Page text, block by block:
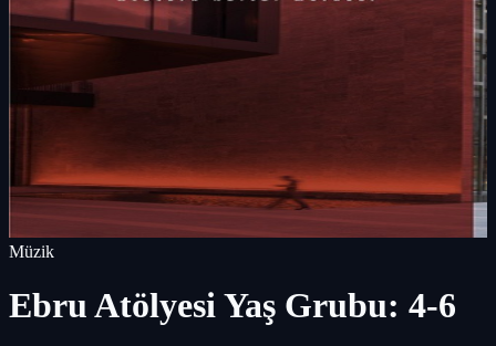
Müzik
Ebru Atölyesi Yaş Grubu: 4-6